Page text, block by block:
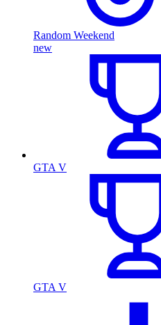
Random Weekend
new
GTA V
GTA V